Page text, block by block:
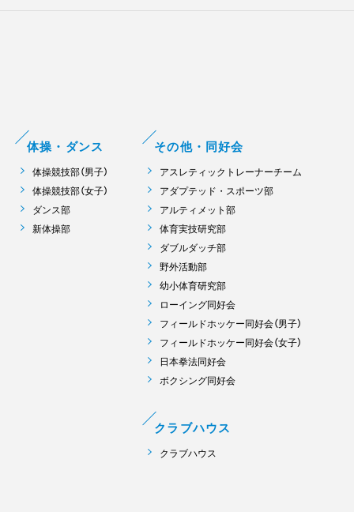
体操・ダンス
体操競技部（男子）
体操競技部（女子）
ダンス部
新体操部
その他・同好会
アスレティックトレーナーチーム
アダプテッド・スポーツ部
アルティメット部
体育実技研究部
ダブルダッチ部
野外活動部
幼小体育研究部
ローイング同好会
フィールドホッケー同好会（男子）
フィールドホッケー同好会（女子）
日本拳法同好会
ボクシング同好会
クラブハウス
クラブハウス